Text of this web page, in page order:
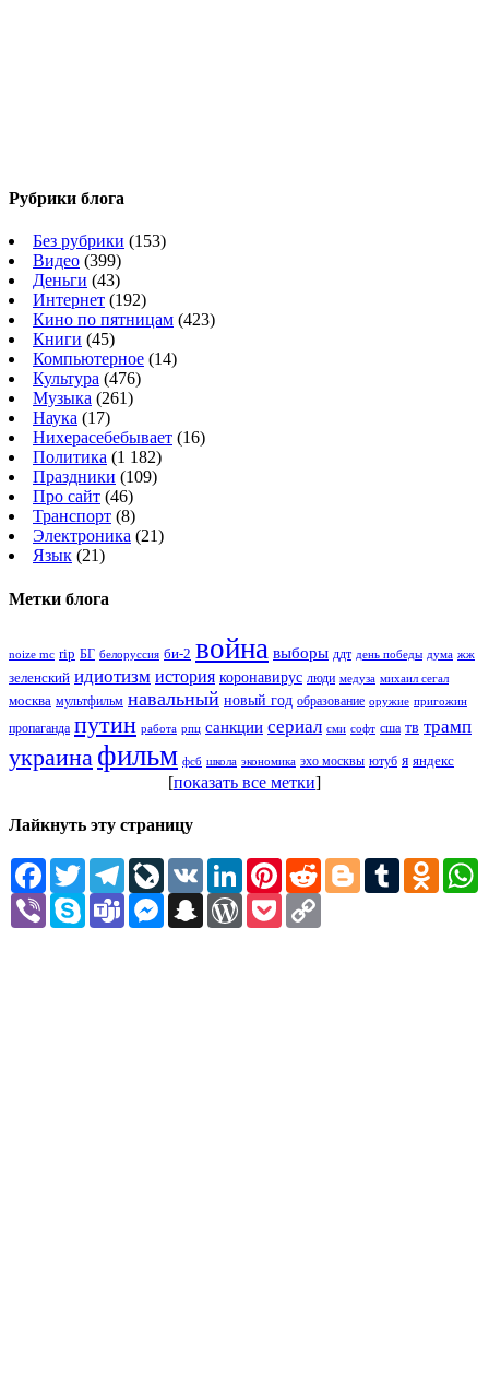
Рубрики блога
Без рубрики (153)
Видео (399)
Деньги (43)
Интернет (192)
Кино по пятницам (423)
Книги (45)
Компьютерное (14)
Культура (476)
Музыка (261)
Наука (17)
Нихерасебебывает (16)
Политика (1 182)
Праздники (109)
Про сайт (46)
Транспорт (8)
Электроника (21)
Язык (21)
Метки блога
noize mc rip БГ белоруссия би-2 война выборы ддт день победы дума жж
зеленский идиотизм история коронавирус люди медуза михаил сегал
москва мультфильм навальный новый год образование оружие пригожин
пропаганда путин работа рпц санкции сериал сми софт сша тв трамп
украина фильм фсб школа экономика эхо москвы ютуб я яндекс
[показать все метки]
Лайкнуть эту страницу
FacebookTwitterTelegramLiveJournal
VK LinkedInPinterestRedditBloggerTumblr
Viber Skype TeamsMessengerSnapchatWordPress
Pocket